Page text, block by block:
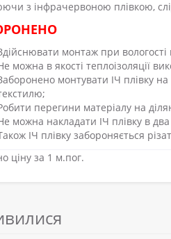
з інфрачервоною плівкою,
монтаж при
можна в якості теплоізоляції
монтувати ІЧ плівку
перегини матеріалу на
можна накладати ІЧ плівку в
ІЧ плівку забороняється
ціну за 1 м.пог.